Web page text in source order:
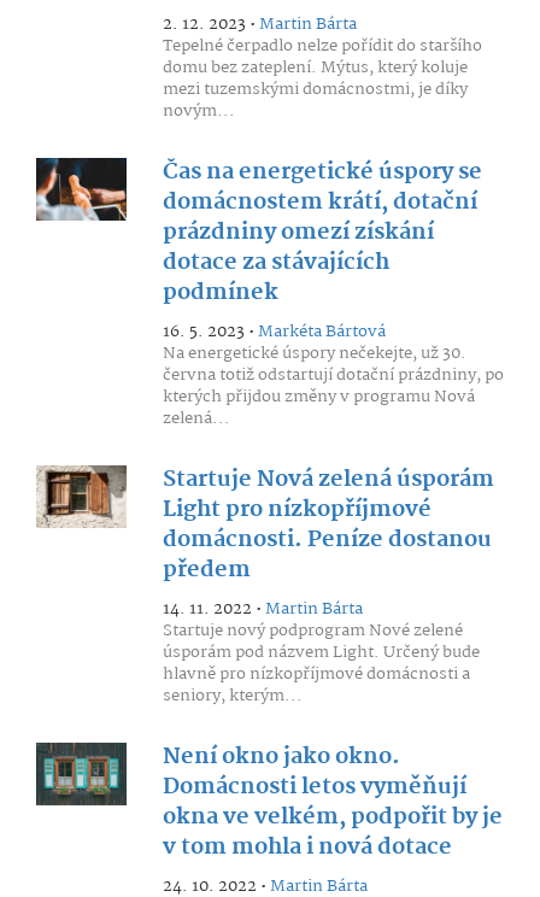
2. 12. 2023 •Martin Bárta
Tepelné čerpadlo nelze pořídit do staršího
domu bez zateplení. Mýtus, který koluje
mezi tuzemskými domácnostmi, je díky
novým...
Čas na energetické úspory se
domácnostem krátí, dotační
prázdniny omezí získání
dotace za stávajících
podmínek
16. 5. 2023 •Markéta Bártová
Na energetické úspory nečekejte, už 30.
června totiž odstartují dotační prázdniny, po
kterých přijdou změny v programu Nová
zelená...
Startuje Nová zelená úsporám
Light pro nízkopříjmové
domácnosti. Peníze dostanou
předem
14. 11. 2022 •Martin Bárta
Startuje nový podprogram Nové zelené
úsporám pod názvem Light. Určený bude
hlavně pro nízkopříjmové domácnosti a
seniory, kterým...
Není okno jako okno.
Domácnosti letos vyměňují
okna ve velkém, podpořit by je
v tom mohla i nová dotace
24. 10. 2022 •Martin Bárta